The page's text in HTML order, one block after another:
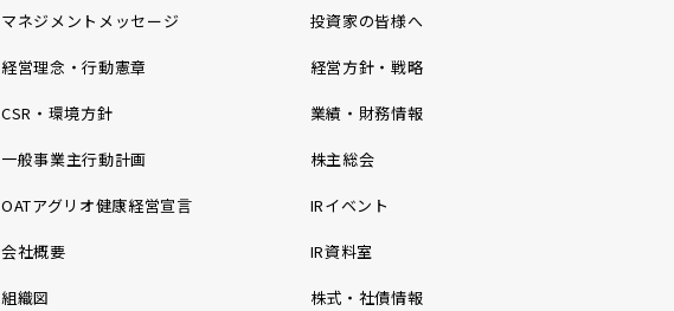
マネジメントメッセージ
経営理念・行動憲章
CSR・環境方針
一般事業主行動計画
OATアグリオ健康経営宣言
会社概要
組織図
投資家の皆様へ
経営方針・戦略
業績・財務情報
株主総会
IRイベント
IR資料室
株式・社債情報